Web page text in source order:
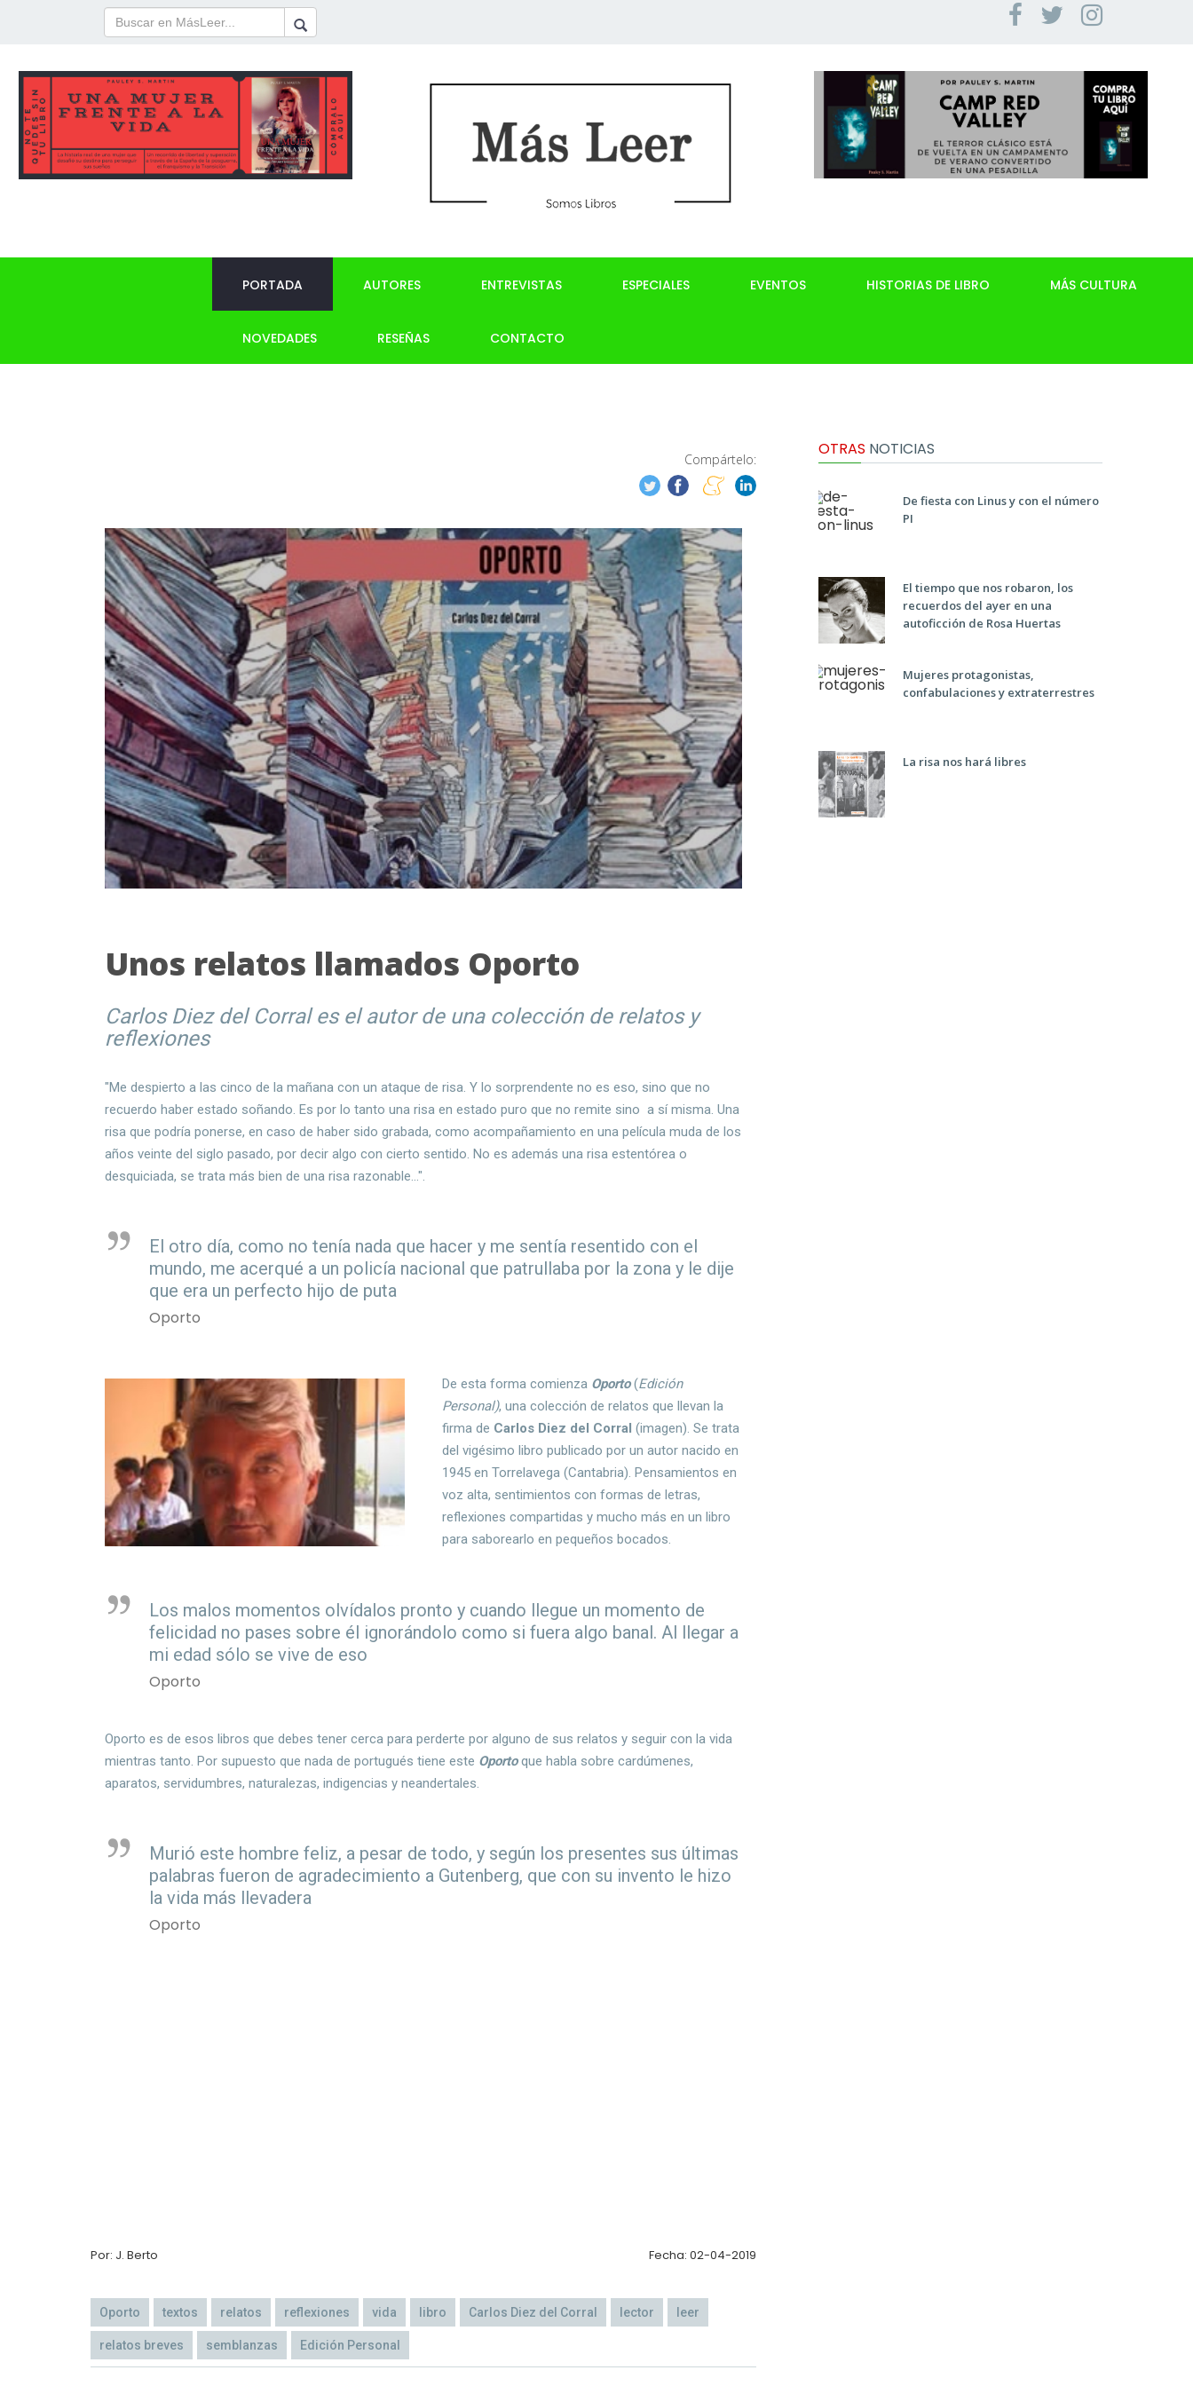
PORTADA AUTORES ENTREVISTAS ESPECIALES EVENTOS HISTORIAS DE LIBRO MÁS CULTURA
NOVEDADES RESEÑAS CONTACTO
Compártelo:
Unos relatos llamados Oporto
Carlos Diez del Corral es el autor de una colección de relatos y
reflexiones
"Me despierto a las cinco de la mañana con un ataque de risa. Y lo sorprendente no es eso, sino que no
recuerdo haber estado soñando. Es por lo tanto una risa en estado puro que no remite sino a sí misma. Una
risa que podría ponerse, en caso de haber sido grabada, como acompañamiento en una película muda de los
años veinte del siglo pasado, por decir algo con cierto sentido. No es además una risa estentórea o
desquiciada, se trata más bien de una risa razonable...".
El otro día, como no tenía nada que hacer y me sentía resentido con el
mundo, me acerqué a un policía nacional que patrullaba por la zona y le dije
que era un perfecto hijo de puta
Oporto
De esta forma comienza Oporto(Edición
Personal), una colección de relatos que llevan la
firma de Carlos Diez del Corral(imagen). Se trata
del vigésimo libro publicado por un autor nacido en
1945 en Torrelavega (Cantabria). Pensamientos en
voz alta, sentimientos con formas de letras,
reflexiones compartidas y mucho más en un libro
para saborearlo en pequeños bocados.
Los malos momentos olvídalos pronto y cuando llegue un momento de
felicidad no pases sobre él ignorándolo como si fuera algo banal. Al llegar a
mi edad sólo se vive de eso
Oporto
Oporto es de esos libros que debes tener cerca para perderte por alguno de sus relatos y seguir con la vida
mientras tanto. Por supuesto que nada de portugués tiene este Oportoque habla sobre cardúmenes,
aparatos, servidumbres, naturalezas, indigencias y neandertales.
Murió este hombre feliz, a pesar de todo, y según los presentes sus últimas
palabras fueron de agradecimiento a Gutenberg, que con su invento le hizo
la vida más llevadera
Oporto
Por: J. Berto Fecha: 02-04-2019
Oporto textos relatos reflexiones vida libro Carlos Diez del Corral lector leer
relatos breves semblanzas Edición Personal
OTRAS NOTICIAS
De fiesta con Linus y con el número
PI
El tiempo que nos robaron, los
recuerdos del ayer en una
autoficción de Rosa Huertas
Mujeres protagonistas,
confabulaciones y extraterrestres
La risa nos hará libres